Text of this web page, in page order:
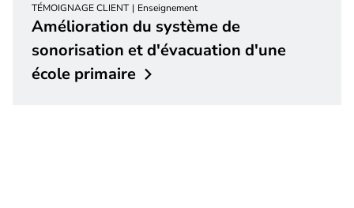
TÉMOIGNAGE CLIENT Enseignement
Amélioration du système de
sonorisation et d'évacuation d'une
école primaire